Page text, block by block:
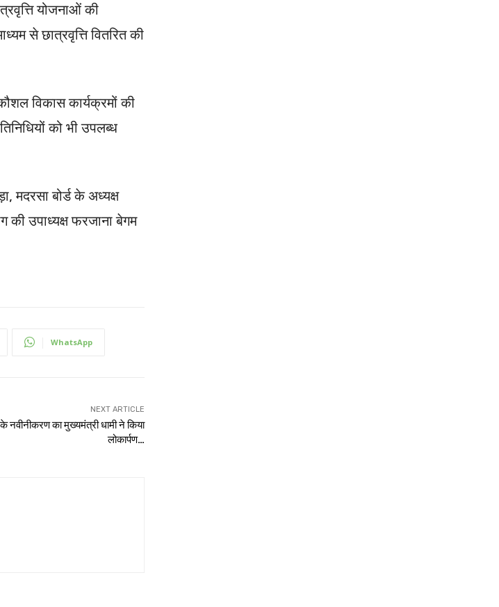
योजनाओं की
से छात्रवृत्ति वितरित की
विकास कार्यक्रमों की
को भी उपलब्ध
बोर्ड के अध्यक्ष
उपाध्यक्ष फरजाना बेगम
WhatsApp
NEXT ARTICLE
नवीनीकरण का मुख्यमंत्री धामी ने किया
लोकार्पण…